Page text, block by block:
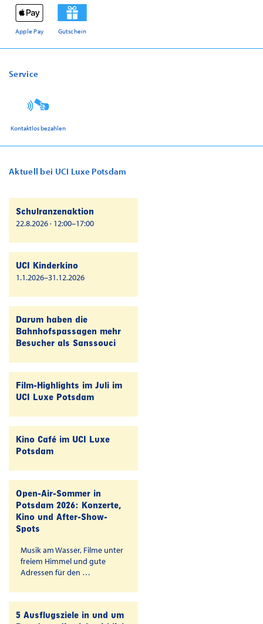
Apple Pay Gutschein
Service
Kontaktlos bezahlen
Aktuell bei UCI Luxe Potsdam
Schulranzenaktion
22.8.2026 · 12:00–17:00
UCI Kinderkino
1.1.2026–31.12.2026
Darum haben die
Bahnhofspassagen mehr
Besucher als Sanssouci
Film-Highlights im Juli im
UCI Luxe Potsdam
Kino Café im UCI Luxe
Potsdam
Open-Air-Sommer in
Potsdam 2026: Konzerte,
Kino und After-Show-
Spots
Musik am Wasser, Filme unter
freiem Himmel und gute
Adressen für den …
5 Ausflugsziele in und um